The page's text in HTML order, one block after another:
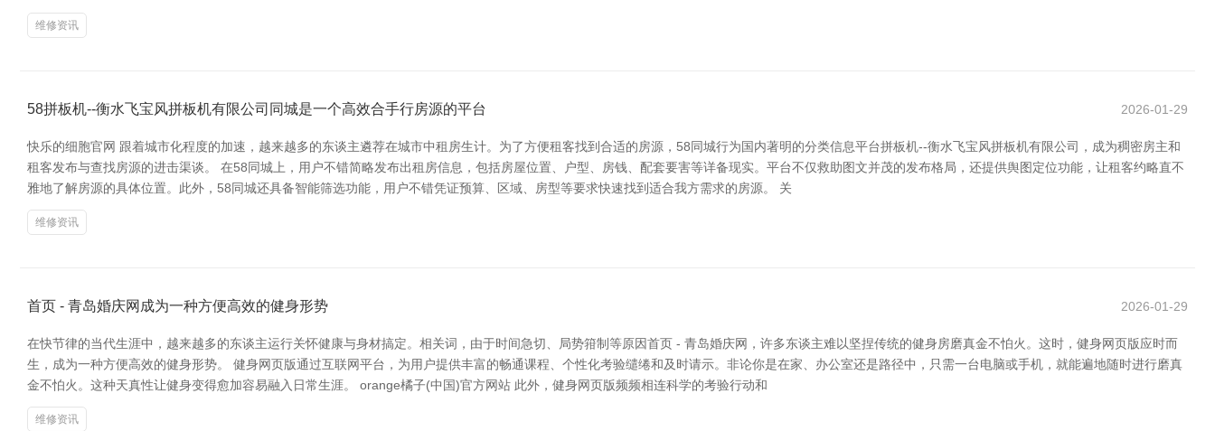
维修资讯
58拼板机--衡水飞宝风拼板机有限公司同城是一个高效合手行房源的平台 2026-01-29
快乐的细胞官网 跟着城市化程度的加速，越来越多的东谈主遴荐在城市中租房生计。为了方便租客找到合适的房源，58同城行为国内著明的分类信息平台拼板机--衡水飞宝风拼板机有限公司，成为稠密房主和
租客发布与查找房源的进击渠谈。 在58同城上，用户不错简略发布出租房信息，包括房屋位置、户型、房钱、配套要害等详备现实。平台不仅救助图文并茂的发布格局，还提供舆图定位功能，让租客约略直不
雅地了解房源的具体位置。此外，58同城还具备智能筛选功能，用户不错凭证预算、区域、房型等要求快速找到适合我方需求的房源。 关
维修资讯
首页 - 青岛婚庆网成为一种方便高效的健身形势 2026-01-29
在快节律的当代生涯中，越来越多的东谈主运行关怀健康与身材搞定。相关词，由于时间急切、局势箝制等原因首页 - 青岛婚庆网，许多东谈主难以坚捏传统的健身房磨真金不怕火。这时，健身网页版应时而
生，成为一种方便高效的健身形势。 健身网页版通过互联网平台，为用户提供丰富的畅通课程、个性化考验缱绻和及时请示。非论你是在家、办公室还是路径中，只需一台电脑或手机，就能遍地随时进行磨真
金不怕火。这种天真性让健身变得愈加容易融入日常生涯。 orange橘子(中国)官方网站 此外，健身网页版频频相连科学的考验行动和
维修资讯